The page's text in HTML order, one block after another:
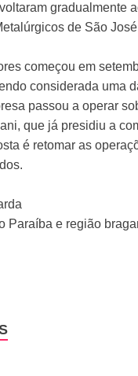
gradualmente
de São
começou em
considerada uma
passou a operar
que já presidiu a
é retomar as
Paraíba e região